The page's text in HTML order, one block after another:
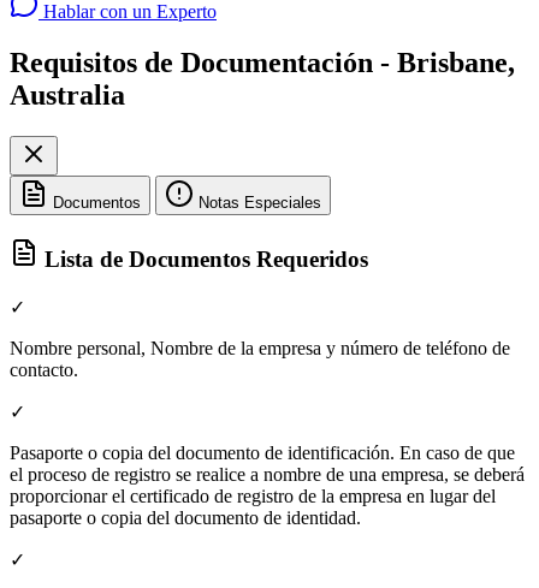
Hablar con un Experto
Requisitos de Documentación - Brisbane,
Australia
Documentos Notas Especiales
Lista de Documentos Requeridos
✓
Nombre personal, Nombre de la empresa y número de teléfono de
contacto.
✓
Pasaporte o copia del documento de identificación. En caso de que
el proceso de registro se realice a nombre de una empresa, se deberá
proporcionar el certificado de registro de la empresa en lugar del
pasaporte o copia del documento de identidad.
✓